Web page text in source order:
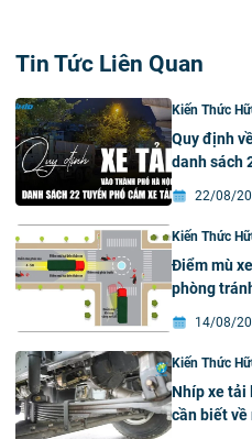
Tin Tức Liên Quan
Kiến Thức
Quy định
danh sách
22/08/
Kiến Thức
Điểm mù
phòng
14/08/
Kiến Thức
Nhíp xe tải
cần biết về